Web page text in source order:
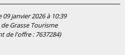
09 janvier 2026 à 10:39
de Grasse Tourisme
de l'offre : 7637284)